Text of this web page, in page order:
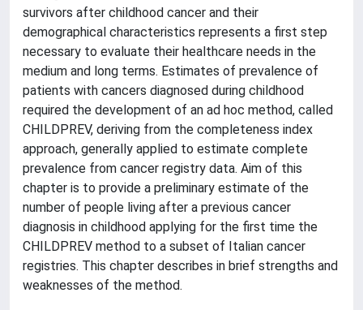
survivors after childhood cancer and their
demographical characteristics represents a first step
necessary to evaluate their healthcare needs in the
medium and long terms. Estimates of prevalence of
patients with cancers diagnosed during childhood
required the development of an ad hoc method, called
CHILDPREV, deriving from the completeness index
approach, generally applied to estimate complete
prevalence from cancer registry data. Aim of this
chapter is to provide a preliminary estimate of the
number of people living after a previous cancer
diagnosis in childhood applying for the first time the
CHILDPREV method to a subset of Italian cancer
registries. This chapter describes in brief strengths and
weaknesses of the method.